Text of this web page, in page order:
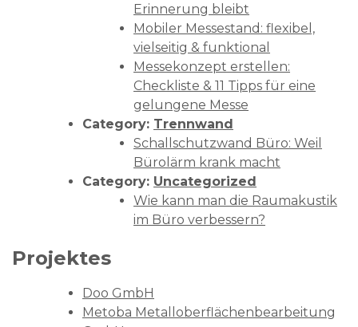
Erinnerung bleibt
Mobiler Messestand: flexibel,
vielseitig & funktional
Messekonzept erstellen:
Checkliste & 11 Tipps für eine
gelungene Messe
Category: Trennwand
Schallschutzwand Büro: Weil
Bürolärm krank macht
Category: Uncategorized
Wie kann man die Raumakustik
im Büro verbessern?
Projektes
Doo GmbH
Metoba Metalloberflächenbearbeitung